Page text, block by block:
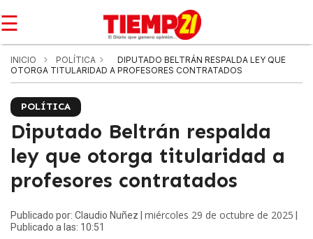
☰
INICIO POLÍTICA
DIPUTADO BELTRÁN RESPALDA LEY QUE
OTORGA TITULARIDAD A PROFESORES CONTRATADOS
POLÍTICA
Diputado Beltrán respalda
ley que otorga titularidad a
profesores contratados
Publicado por: Claudio Nuñez | miércoles 29 de octubre de 2025
Publicado a las: 10:51